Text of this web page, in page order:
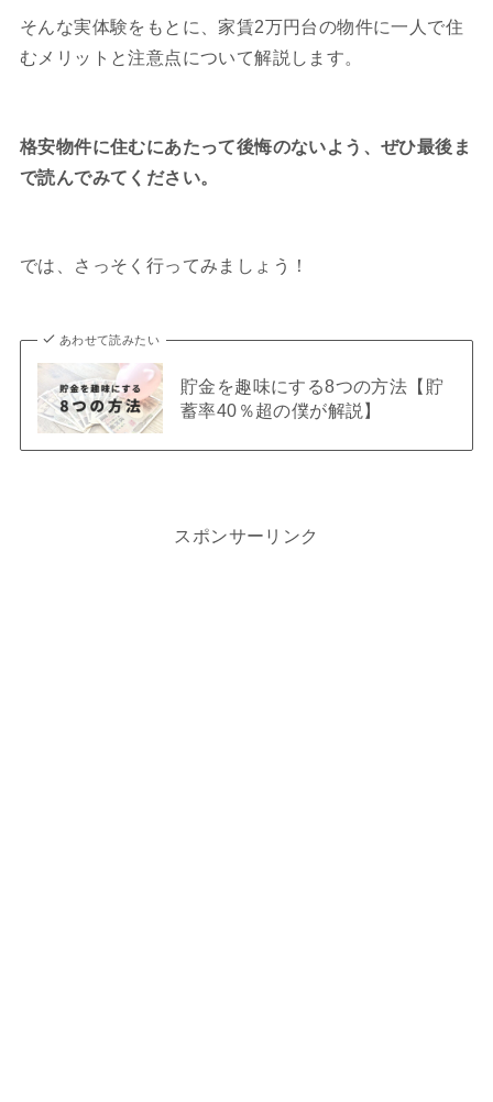
そんな実体験をもとに、家賃2万円台の物件に一人で住
むメリットと注意点について解説します。
格安物件に住むにあたって後悔のないよう、ぜひ最後ま
で読んでみてください。
では、さっそく行ってみましょう！
あわせて読みたい
貯金を趣味にする8つの方法【貯
蓄率40％超の僕が解説】
スポンサーリンク